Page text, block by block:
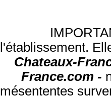
l'établissement.
Chateaux-
France.com -
mésententes